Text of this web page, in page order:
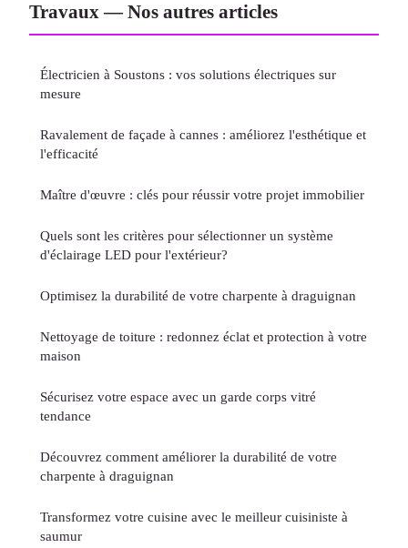
Travaux — Nos autres articles
Électricien à Soustons : vos solutions électriques sur
mesure
Ravalement de façade à cannes : améliorez l'esthétique et
l'efficacité
Maître d'œuvre : clés pour réussir votre projet immobilier
Quels sont les critères pour sélectionner un système
d'éclairage LED pour l'extérieur?
Optimisez la durabilité de votre charpente à draguignan
Nettoyage de toiture : redonnez éclat et protection à votre
maison
Sécurisez votre espace avec un garde corps vitré
tendance
Découvrez comment améliorer la durabilité de votre
charpente à draguignan
Transformez votre cuisine avec le meilleur cuisiniste à
saumur